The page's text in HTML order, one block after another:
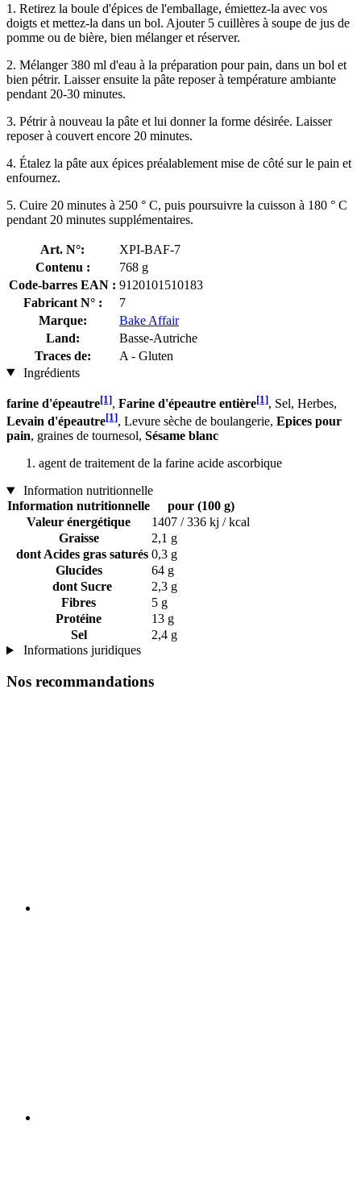
1. Retirez la boule d'épices de l'emballage, émiettez-la avec vos
doigts et mettez-la dans un bol. Ajouter 5 cuillères à soupe de jus de
pomme ou de bière, bien mélanger et réserver.
2. Mélanger 380 ml d'eau à la préparation pour pain, dans un bol et
bien pétrir. Laisser ensuite la pâte reposer à température ambiante
pendant 20-30 minutes.
3. Pétrir à nouveau la pâte et lui donner la forme désirée. Laisser
reposer à couvert encore 20 minutes.
4. Étalez la pâte aux épices préalablement mise de côté sur le pain et
enfournez.
5. Cuire 20 minutes à 250 ° C, puis poursuivre la cuisson à 180 ° C
pendant 20 minutes supplémentaires.
Art. N°:
XPI-BAF-7
Contenu :
768 g
Code-barres EAN : 9120101510183
Fabricant N° :
7
Marque:
Bake Affair
Land:
Basse-Autriche
Traces de:
A - Gluten
Ingrédients
farine d'épeautre[1], Farine d'épeautre entière[1], Sel, Herbes,
Levain d'épeautre[1], Levure sèche de boulangerie, Epices pour
pain, graines de tournesol, Sésame blanc
agent de traitement de la farine acide ascorbique
Information nutritionnelle
Information nutritionnelle
pour (100 g)
Valeur énergétique
1407 / 336 kj / kcal
Graisse
2,1 g
dont Acides gras saturés 0,3 g
Glucides
64 g
dont Sucre
2,3 g
Fibres
5 g
Protéine
13 g
Sel
2,4 g
Informations juridiques
Nos recommandations